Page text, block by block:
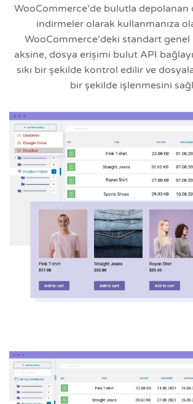
WooCommerce'de bulutla depolanan
indirmeler olarak kullanmanıza
WooCommerce'deki standart genel
aksine, dosya erişimi bulut API
sıkı bir şekilde kontrol edilir ve
bir şekilde işlenmesini